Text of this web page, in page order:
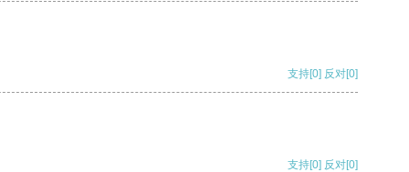
支持[0] 反对[0]
支持[0] 反对[0]